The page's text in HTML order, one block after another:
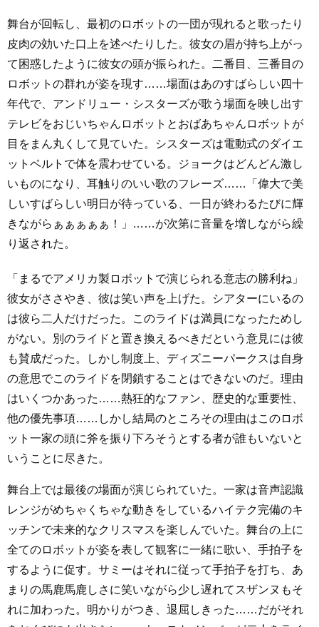
舞台が回転し、最初のロボットの一団が現れると歌ったり
皮肉の効いた口上を述べたりした。彼女の眉が持ち上がっ
て困惑したように彼女の頭が振られた。二番目、三番目の
ロボットの群れが姿を現す……場面はあのすばらしい四十
年代で、アンドリュー・シスターズが歌う場面を映し出す
テレビをおじいちゃんロボットとおばあちゃんロボットが
目をまん丸くして見ていた。シスターズは電動式のダイエ
ットベルトで体を震わせている。ジョークはどんどん激し
いものになり、耳触りのいい歌のフレーズ……「偉大で美
しいすばらしい明日が待っている、一日が終わるたびに輝
きながらぁぁぁぁぁ！」……が次第に音量を増しながら繰
り返された。
「まるでアメリカ製ロボットで演じられる意志の勝利 ね」
彼女がささやき、彼は笑い声を上げた。シアターにいるの
は彼ら二人だけだった。このライドは満員になったためし
がない。別のライドと置き換えるべきだという意見には彼
も賛成だった。しかし制度上、ディズニーパークスは自身
の意思でこのライドを閉鎖することはできないのだ。理由
はいくつかあった……熱狂的なファン、歴史的な重要性、
他の優先事項……しかし結局のところその理由はこのロボ
ット一家の頭に斧を振り下ろそうとする者が誰もいないと
いうことに尽きた。
舞台上では最後の場面が演じられていた。一家は音声認識
レンジがめちゃくちゃな動きをしているハイテク完備のキ
ッチンで未来的なクリスマスを楽しんでいた。舞台の上に
全てのロボットが姿を表して観客に一緒に歌い、手拍子を
するように促す。サミーはそれに従って手拍子を打ち、あ
まりの馬鹿馬鹿しさに笑いながら少し遅れてスザンヌもそ
れに加わった。明かりがつき、退屈しきった……だがそれ